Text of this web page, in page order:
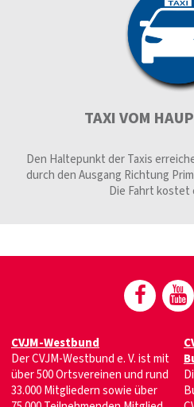
TAXI VOM
Den Haltepunkt der Taxis
durch den Ausgang Richtung
Die Fahrt kostet
CVJM-Westbund
Der CVJM-Westbund e. V. ist mit
über 500 Ortsvereinen und rund
33.000 Mitgliedern sowie über